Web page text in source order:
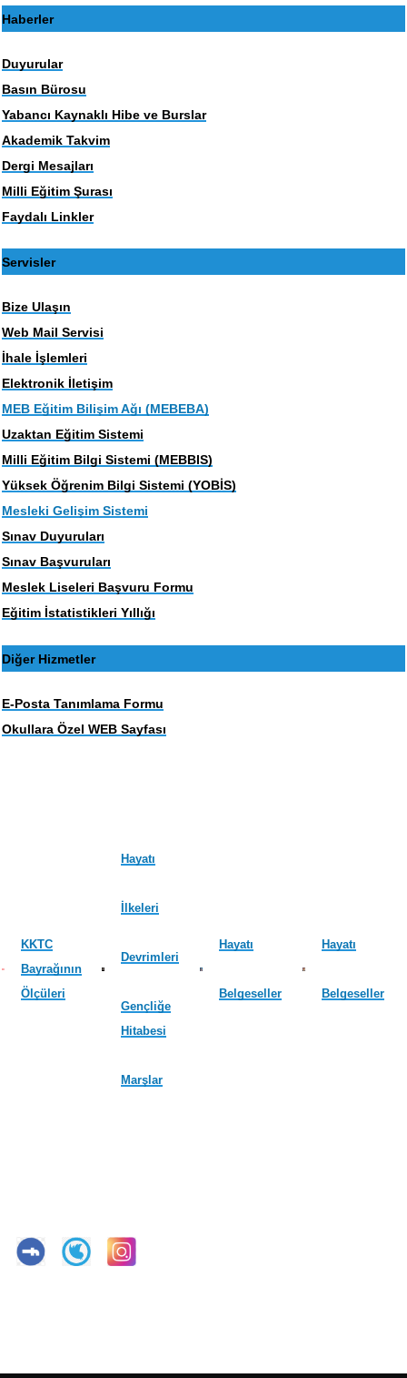
Haberler
Duyurular
Basın Bürosu
Yabancı Kaynaklı Hibe ve Burslar
Akademik Takvim
Dergi Mesajları
Milli Eğitim Şurası
Faydalı Linkler
Servisler
Bize Ulaşın
Web Mail Servisi
İhale İşlemleri
Elektronik İletişim
MEB Eğitim Bilişim Ağı (MEBEBA)
Uzaktan Eğitim Sistemi
Milli Eğitim Bilgi Sistemi (MEBBIS)
Yüksek Öğrenim Bilgi Sistemi (YOBİS)
Mesleki Gelişim Sistemi
Sınav Duyuruları
Sınav Başvuruları
Meslek Liseleri Başvuru Formu
Eğitim İstatistikleri Yıllığı
Diğer Hizmetler
E-Posta Tanımlama Formu
Okullara Özel WEB Sayfası
KKTC
Bayrağının
Ölçüleri
Hayatı
İlkeleri
Devrimleri
Gençliğe
Hitabesi
Marşlar
Hayatı
Belgeseller
Hayatı
Belgeseller